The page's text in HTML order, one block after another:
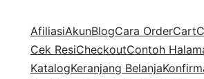
AfiliasiAkunBlogCara OrderCart
Cek ResiCheckoutContoh
KatalogKeranjang Belanja